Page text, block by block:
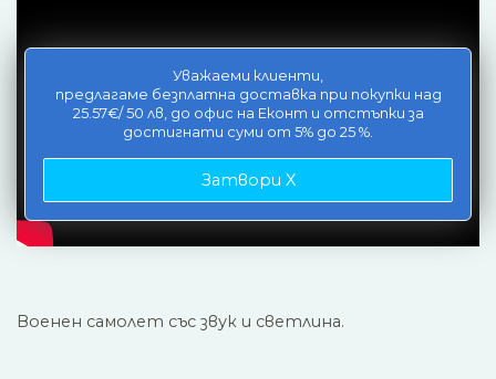
Уважаеми клиенти,
предлагаме безплатна доставка при покупки над
25.57€/ 50 лв, до офис на Еконт и отстъпки за
достигнати суми от 5% до 25 %.
Затвори X
Военен самолет със звук и светлина.